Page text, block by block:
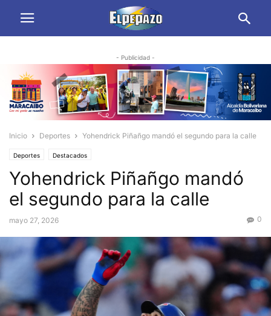
- Publicidad -
Inicio Deportes Yohendrick Piñañgo mandó el segundo para la calle
Deportes Destacados
Yohendrick Piñañgo mandó
el segundo para la calle
mayo 27, 2026 0